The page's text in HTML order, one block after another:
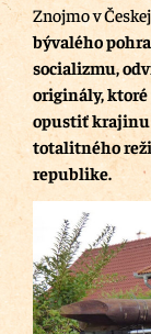
Znojmo v
bývalého
socializmu,
originály, ktoré
opustiť krajinu
totalitného
republike.